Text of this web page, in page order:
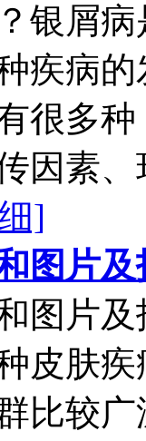
银屑
疾病
很多
因素
]
图片
图片
皮肤
比较